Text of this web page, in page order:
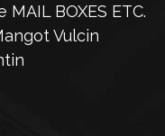
BOXES ETC.
Vulcin